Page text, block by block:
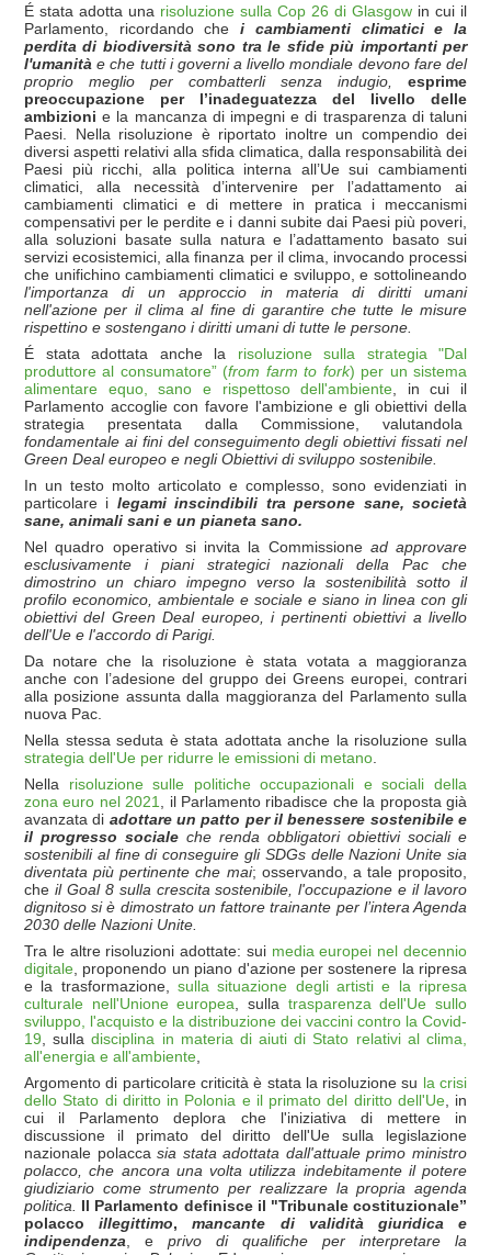
É stata adotta una risoluzione sulla Cop 26 di Glasgow in cui il
Parlamento, ricordando chei cambiamenti climatici e la
perdita di biodiversità sono tra le sfide più importanti per
l'umanitàe che tutti i governi a livello mondiale devono fare del
proprio meglio per combatterli senza indugio, esprime
preoccupazione per l’inadeguatezza del livello delle
ambizioni e la mancanza di impegni e di trasparenza di taluni
Paesi. Nella risoluzione è riportato inoltre un compendio dei
diversi aspetti relativi alla sfida climatica, dalla responsabilità dei
Paesi più ricchi, alla politica interna all’Ue sui cambiamenti
climatici, alla necessità d’intervenire per l’adattamento ai
cambiamenti climatici e di mettere in pratica i meccanismi
compensativi per le perdite e i danni subite dai Paesi più poveri,
alla soluzioni basate sulla natura e l’adattamento basato sui
servizi ecosistemici, alla finanza per il clima, invocando processi
che unifichino cambiamenti climatici e sviluppo, e sottolineando
l'importanza di un approccio in materia di diritti umani
nell'azione per il clima al fine di garantire che tutte le misure
rispettino e sostengano i diritti umani di tutte le persone.
É stata adottata anche la risoluzione sulla strategia "Dal
produttore al consumatore” (from farm to fork) per un sistema
alimentare equo, sano e rispettoso dell'ambiente , in cui il
Parlamento accoglie con favore l'ambizione e gli obiettivi della
strategia presentata dalla Commissione, valutandola
fondamentale ai fini del conseguimento degli obiettivi fissati nel
Green Deal europeo e negli Obiettivi di sviluppo sostenibile.
In un testo molto articolato e complesso, sono evidenziati in
particolare i legami inscindibili tra persone sane, società
sane, animali sani e un pianeta sano.
Nel quadro operativo si invita la Commissione ad approvare
esclusivamente i piani strategici nazionali della Pac che
dimostrino un chiaro impegno verso la sostenibilità sotto il
profilo economico, ambientale e sociale e siano in linea con gli
obiettivi del Green Deal europeo, i pertinenti obiettivi a livello
dell'Ue e l'accordo di Parigi.
Da notare che la risoluzione è stata votata a maggioranza
anche con l’adesione del gruppo dei Greens europei, contrari
alla posizione assunta dalla maggioranza del Parlamento sulla
nuova Pac.
Nella stessa seduta è stata adottata anche la risoluzione sulla
strategia dell'Ue per ridurre le emissioni di metano
Nella risoluzione sulle politiche occupazionali e sociali della
zona euro nel 2021
, il Parlamento ribadisce che la proposta già
avanzata di adottareun patto per il benessere sostenibile e
il progresso sociale che renda obbligatori obiettivi sociali e
sostenibili al fine di conseguire gli SDGs delle Nazioni Unite sia
diventata più pertinente che mai; osservando, a tale proposito,
che il Goal 8 sulla crescita sostenibile, l'occupazione e il lavoro
dignitoso si è dimostrato un fattore trainante per l’intera Agenda
2030 delle Nazioni Unite.
Tra le altre risoluzioni adottate: sui media europei nel decennio
digitale , proponendo un piano d'azione per sostenere la ripresa
e la trasformazione, sulla situazione degli artisti e la ripresa
culturale nell'Unione europea , sulla trasparenza dell'Ue sullo
sviluppo, l'acquisto e la distribuzione dei vaccini contro la Covid-
19 , sulladisciplina in materia di aiuti di Stato relativi al clima,
all'energia e all'ambiente
Argomento di particolare criticità è stata la risoluzione su la crisi
dello Stato di diritto in Polonia e il primato del diritto dell'Ue, in
cui il Parlamento deplora che l'iniziativa di mettere in
discussione il primato del diritto dell'Ue sulla legislazione
nazionale polaccasia stata adottata dall'attuale primo ministro
polacco, che ancora una volta utilizza indebitamente il potere
giudiziario come strumento per realizzare la propria agenda
politica.
Il Parlamento definisce il "Tribunale costituzionale”
polaccoillegittimo,mancante di validità giuridica e
indipendenza , e privo di qualifiche per interpretare la